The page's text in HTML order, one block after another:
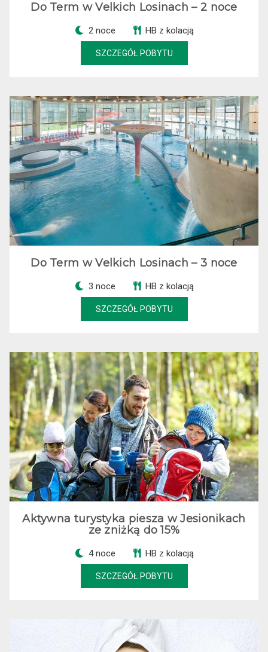
Do Term w Velkich Losinach – 2 noce
2 noce HB z kolacją
SZCZEGÓŁ POBYTU
Do Term w Velkich Losinach – 3 noce
3 noce HB z kolacją
SZCZEGÓŁ POBYTU
Aktywna turystyka piesza w Jesionikach
ze zniżką do 15%
4 noce HB z kolacją
SZCZEGÓŁ POBYTU